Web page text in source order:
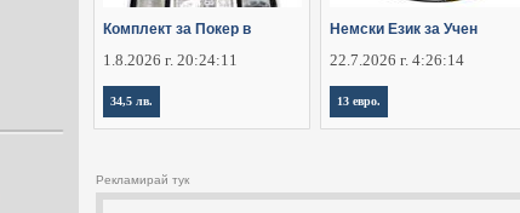
Комплект за Покер в
1.8.2026 г. 20:24:11
34,5 лв.
Немски Език за Учен
22.7.2026 г. 4:26:14
13 евро.
Рекламирай тук